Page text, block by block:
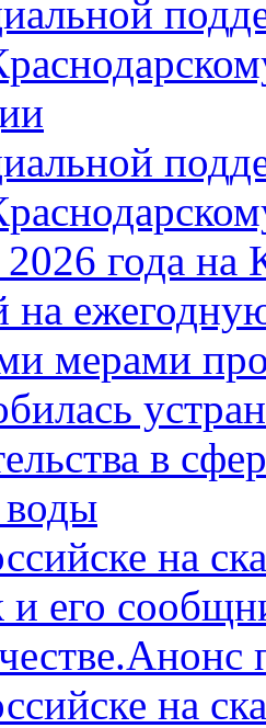
года на
на
мерами
в
воды
на
и его
на